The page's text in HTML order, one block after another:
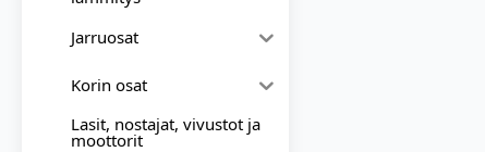
Jarruosat
Korin osat
Lasit, nostajat, vivustot ja
moottorit